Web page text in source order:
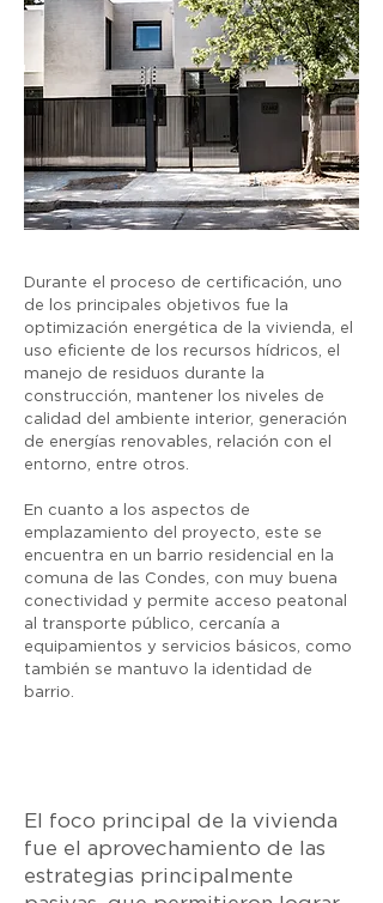
Durante el proceso de certificación, uno
de los principales objetivos fue la
optimización energética de la vivienda, el
uso eficiente de los recursos hídricos, el
manejo de residuos durante la
construcción, mantener los niveles de
calidad del ambiente interior, generación
de energías renovables, relación con el
entorno, entre otros.
En cuanto a los aspectos de
emplazamiento del proyecto, este se
encuentra en un barrio residencial en la
comuna de las Condes, con muy buena
conectividad y permite acceso peatonal
al transporte público, cercanía a
equipamientos y servicios básicos, como
también se mantuvo la identidad de
barrio.
El foco principal de la vivienda
fue el aprovechamiento de las
estrategias principalmente